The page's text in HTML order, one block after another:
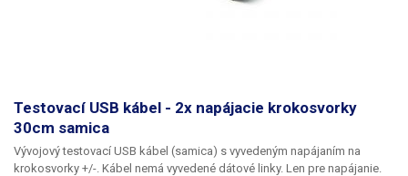
Testovací USB kábel - 2x napájacie krokosvorky
30cm samica
Vývojový testovací USB kábel (samica) s vyvedeným napájaním na
krokosvorky +/-. Kábel nemá vyvedené dátové linky. Len pre napájanie.